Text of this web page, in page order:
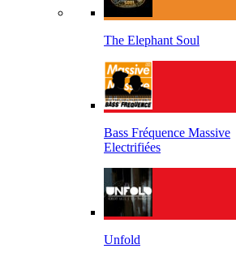
The Elephant Soul
Bass Fréquence Massive
Electrifiées
Unfold